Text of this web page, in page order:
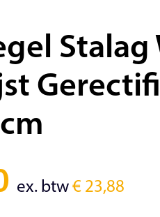
Stalag
ex. btw €23,88